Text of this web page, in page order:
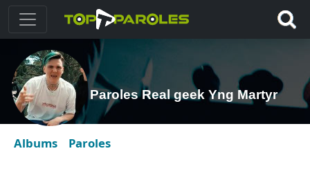
Paroles Real geek Yng Martyr
Albums Paroles